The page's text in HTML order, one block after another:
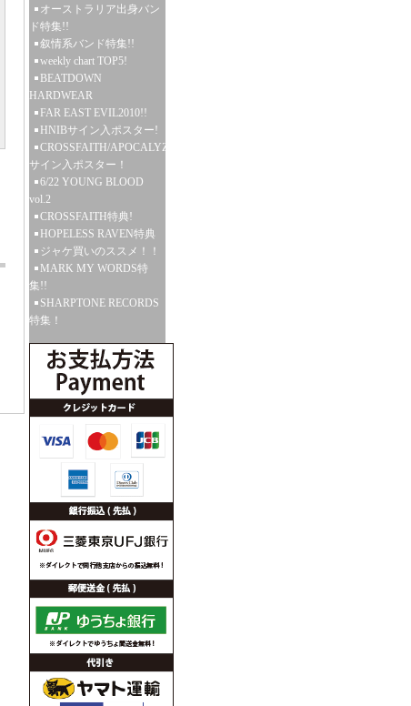
オーストラリア出身バン
ド特集!!
叙情系バンド特集!!
weekly chart TOP5!
BEATDOWN
HARDWEAR
FAR EAST EVIL2010!!
HNIBサイン入ポスター!
CROSSFAITH/APOCALYZE
サイン入ポスター！
6/22 YOUNG BLOOD
vol.2
CROSSFAITH特典!
HOPELESS RAVEN特典
ジャケ買いのススメ！！
MARK MY WORDS特
集!!
SHARPTONE RECORDS
特集！